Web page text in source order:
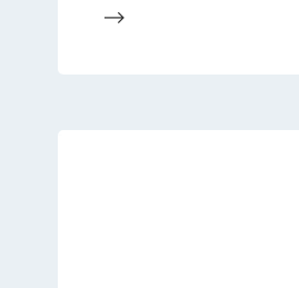
-->